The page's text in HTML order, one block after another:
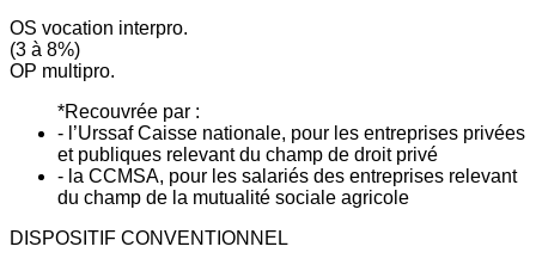
OS vocation interpro.
(3 à 8%)
OP multipro.
*Recouvrée par :
- l’Urssaf Caisse nationale, pour les entreprises privées
et publiques relevant du champ de droit privé
- la CCMSA, pour les salariés des entreprises relevant
du champ de la mutualité sociale agricole
DISPOSITIF CONVENTIONNEL